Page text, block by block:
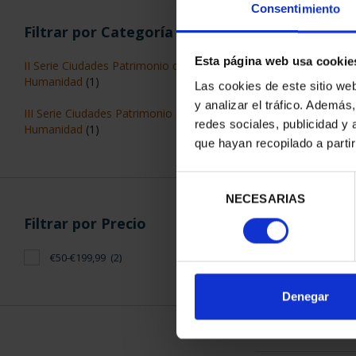
Consentimiento
Esta página web usa
Las cookies de este sitio
y analizar el tráfico.
redes sociales, publicidad y
que hayan recopilado a
consentimiento
NECESARIAS
Denegar
Filtrar por Categoría
II Serie Ciudades Patrimonio de la
Humanidad (1)
III Serie Ciudades Patrimonio de la
Humanidad (1)
Filtrar por Precio
€50-€199,99 (2)
CIUDADES
ORDENAR POR: